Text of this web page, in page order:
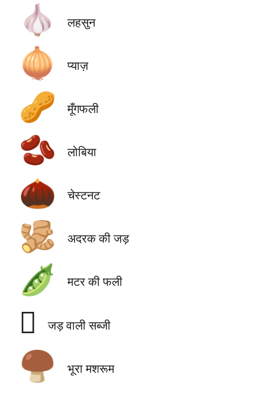
🧄 लहसुन
🧅 प्याज़
🥜 मूँगफली
🫘 लोबिया
🌰 चेस्टनट
🫚 अदरक की जड़
🫛 मटर की फली
🫜 जड़ वाली सब्जी
🍄‍🟫 भूरा मशरूम